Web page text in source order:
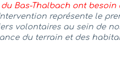
Bas-Thalbach ont besoin
représente le
volontaires au sein de
du terrain et des